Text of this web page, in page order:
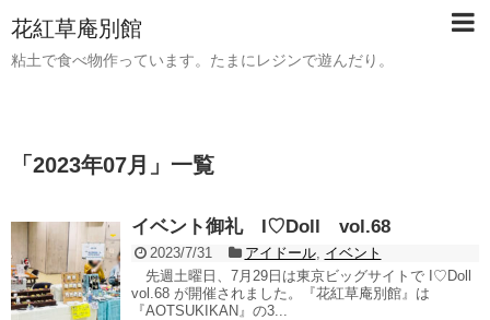
花紅草庵別館
粘土で食べ物作っています。たまにレジンで遊んだり。
「 2023年07月 」 一覧
イベント御礼 I♡Doll vol.68
2023/7/31 アイドール, イベント
先週土曜日、7月29日は東京ビッグサイトで I♡Doll
vol.68 が開催されました。『花紅草庵別館』は
『AOTSUKIKAN』の3...